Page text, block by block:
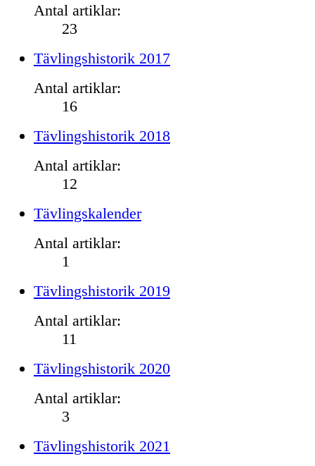
Antal artiklar:
23
Tävlingshistorik 2017
Antal artiklar:
16
Tävlingshistorik 2018
Antal artiklar:
12
Tävlingskalender
Antal artiklar:
1
Tävlingshistorik 2019
Antal artiklar:
11
Tävlingshistorik 2020
Antal artiklar:
3
Tävlingshistorik 2021